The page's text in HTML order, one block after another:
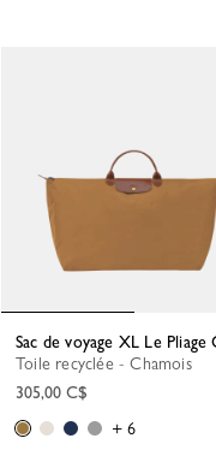
Sac de voyage XL Le Pliage
Toile recyclée - Chamois
305,00 C$
+ 6